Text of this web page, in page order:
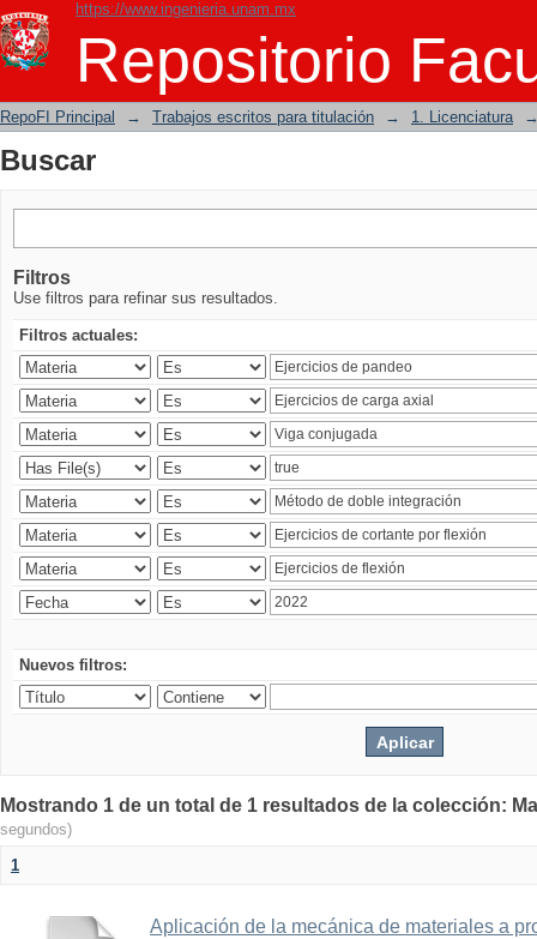
https://www.ingenieria.unam.mx
Repositorio
Buscar
RepoFI Principal → Trabajos escritos para titulación → 1. Licenciatura
Buscar
Filtros
Use filtros para refinar sus resultados.
Filtros actuales:
Nuevos filtros:
Mostrando 1 de un total de 1 resultados de la colección:
segundos)
1
Aplicación de la mecánica de materiales a